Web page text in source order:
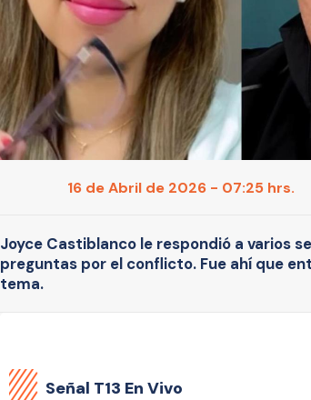
16 de Abril de 2026 - 07:25 hrs.
Joyce Castiblanco le respondió a varios
preguntas por el conflicto. Fue ahí que
tema.
Señal T13 En Vivo